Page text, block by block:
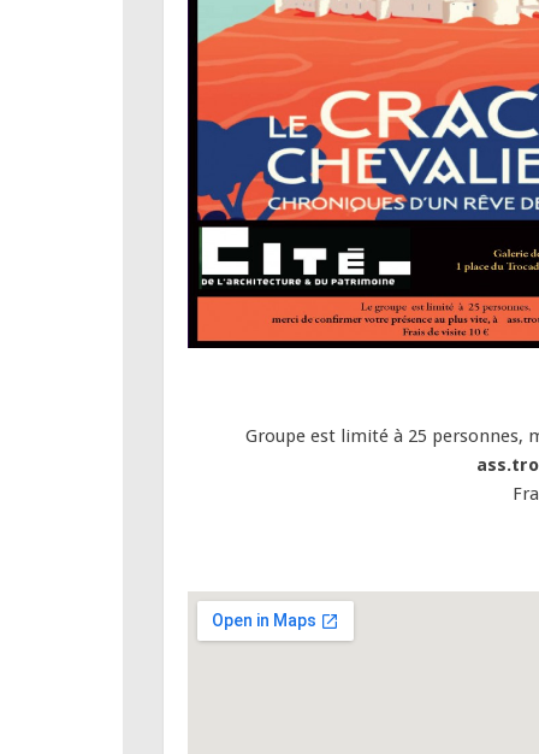
Groupe est limité à 25 personnes,